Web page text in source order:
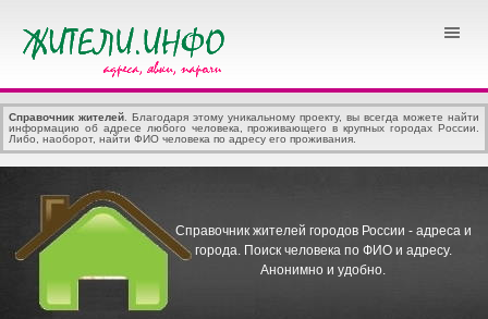
Справочник жителей . Благодаря этому уникальному проекту, вы всегда можете найти
информацию об адресе любого человека, проживающего в крупных городах России.
Либо, наоборот, найти ФИО человека по адресу его проживания.
Справочник жителей городов России - адреса и
города. Поиск человека по ФИО и адресу.
Анонимно и удобно.